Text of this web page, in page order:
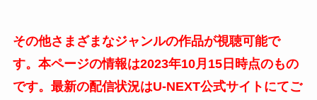
その他さまざまなジャンルの作品が視聴可能で
す。本ページの情報は2023年10月15日時点のもの
です。最新の配信状況はU-NEXT公式サイトにてご